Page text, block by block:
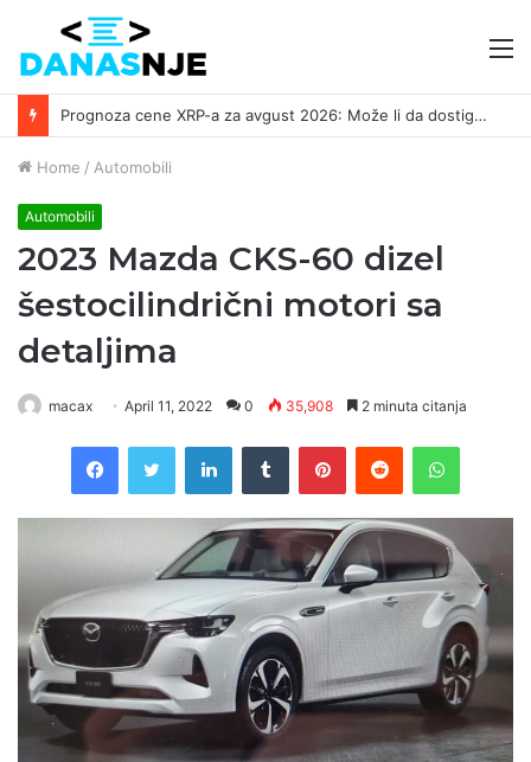
Prognoza cene XRP-a za avgust 2026: Može li da dostigne 1,50 dolara? ￼
Home / Automobili
Automobili
2023 Mazda CKS-60 dizel
šestocilindrični motori sa
detaljima
macax April 11, 2022 0 35,908 2 minuta citanja
FacebookTwitter LinkedInTumblr PinterestReddit